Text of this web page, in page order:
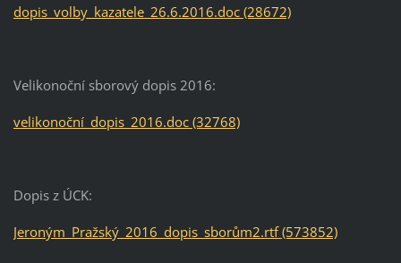
dopis_volby_kazatele_26.6.2016.doc (28672)
Velikonoční sborový dopis 2016:
velikonoční_dopis_2016.doc (32768)
Dopis z ÚCK:
Jeroným_Pražský_2016_dopis_sborům2.rtf (573852)